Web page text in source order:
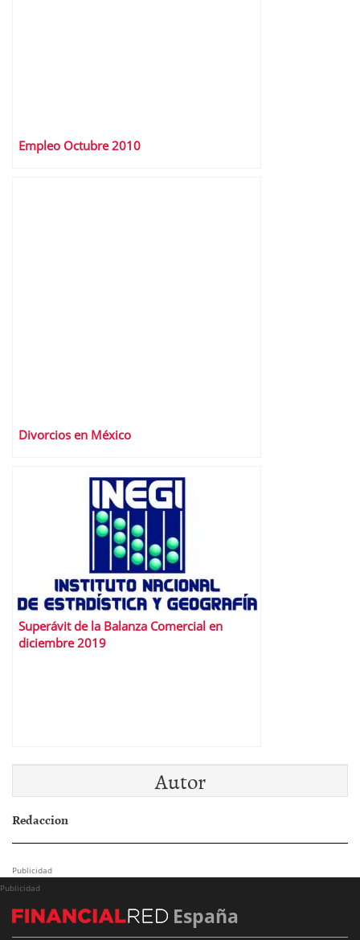
Empleo Octubre 2010
Divorcios en México
Superávit de la Balanza Comercial en
diciembre 2019
Autor
Redaccion
Publicidad
Publicidad
España